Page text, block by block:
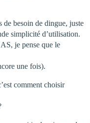
besoin de dingue, juste
simplicité d’utilisation.
je pense que le
une fois).
comment choisir